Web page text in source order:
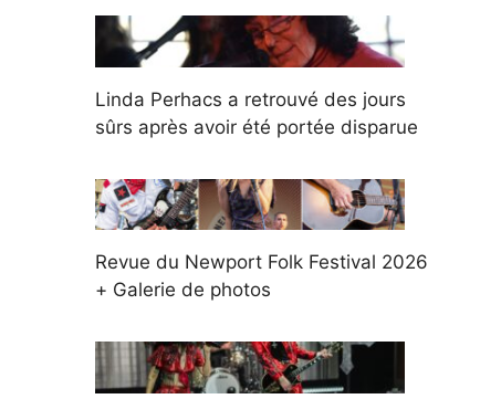
Linda Perhacs a retrouvé des jours
sûrs après avoir été portée disparue
Revue du Newport Folk Festival 2026
+ Galerie de photos